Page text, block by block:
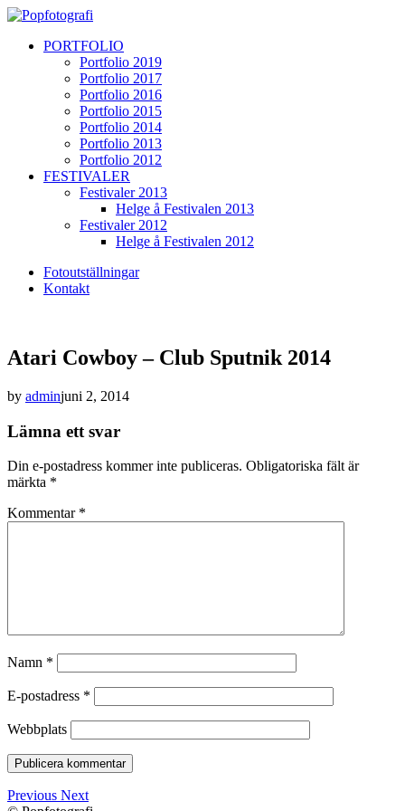
PORTFOLIO
Portfolio 2019
Portfolio 2017
Portfolio 2016
Portfolio 2015
Portfolio 2014
Portfolio 2013
Portfolio 2012
FESTIVALER
Festivaler 2013
Helge å Festivalen 2013
Festivaler 2012
Helge å Festivalen 2012
Fotoutställningar
Kontakt
Atari Cowboy – Club Sputnik 2014
by adminjuni 2, 2014
Lämna ett svar
Din e-postadress kommer inte publiceras. Obligatoriska fält är
märkta *
Kommentar *
Namn *
E-postadress *
Webbplats
Previous Next